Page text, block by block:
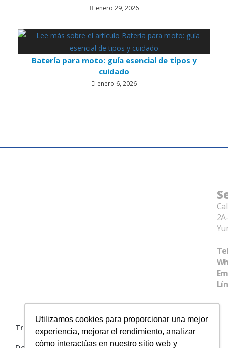
Utilizamos cookies para proporcionar una mejor
experiencia, mejorar el rendimiento, analizar
cómo interactúas en nuestro sitio web y
enero 29, 2026
Batería para moto: guía esencial de tipos y
cuidado
enero 6, 2026
Tratamiento de datos